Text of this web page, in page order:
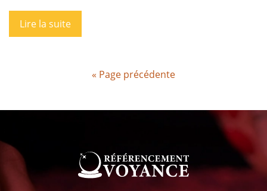
Lire la suite
« Page précédente